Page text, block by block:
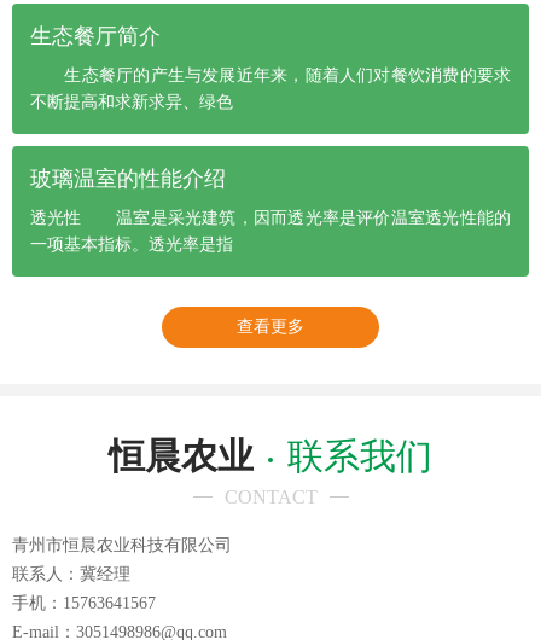
生态餐厅简介
生态餐厅的产生与发展近年来，随着人们对餐饮消费的要求
不断提高和求新求异、绿色
玻璃温室的性能介绍
透光性 温室是采光建筑，因而透光率是评价温室透光性能的
一项基本指标。透光率是指
查看更多
恒晨农业 联系我们
CONTACT
青州市恒晨农业科技有限公司
联系人：冀经理
手机：15763641567
E-mail：3051498986@qq.com